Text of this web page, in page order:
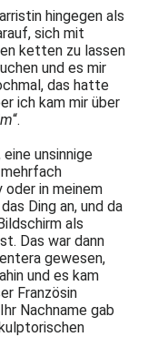
hingegen als
sich mit
ketten zu lassen
und es mir
das hatte
ich kam mir über
“.
unsinnige
in meinem
Ding an, und da
als
Das war dann
gewesen,
und es kam
Französin
Nachname gab